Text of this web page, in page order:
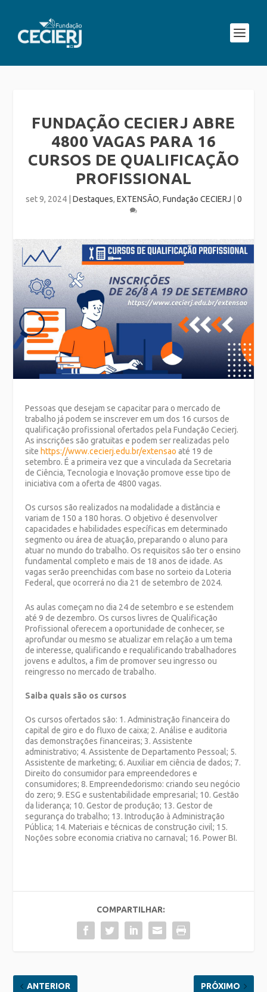
FUNDAÇÃO CECIERJ ABRE
4800 VAGAS PARA 16
CURSOS DE QUALIFICAÇÃO
PROFISSIONAL
set 9, 2024| Destaques, EXTENSÃO, Fundação CECIERJ 0
Pessoas que desejam se capacitar para o mercado de
trabalho já podem se inscrever em um dos 16 cursos de
qualificação profissional ofertados pela Fundação Cecierj.
As inscrições são gratuitas e podem ser realizadas pelo
site https://www.cecierj.edu.br/extensao até 19 de
setembro. É a primeira vez que a vinculada da Secretaria
de Ciência, Tecnologia e Inovação promove esse tipo de
iniciativa com a oferta de 4800 vagas.
Os cursos são realizados na modalidade a distância e
variam de 150 a 180 horas. O objetivo é desenvolver
capacidades e habilidades específicas em determinado
segmento ou área de atuação, preparando o aluno para
atuar no mundo do trabalho. Os requisitos são ter o ensino
fundamental completo e mais de 18 anos de idade. As
vagas serão preenchidas com base no sorteio da Loteria
Federal, que ocorrerá no dia 21 de setembro de 2024.
As aulas começam no dia 24 de setembro e se estendem
até 9 de dezembro. Os cursos livres de Qualificação
Profissional oferecem a oportunidade de conhecer, se
aprofundar ou mesmo se atualizar em relação a um tema
de interesse, qualificando e requalificando trabalhadores
jovens e adultos, a fim de promover seu ingresso ou
reingresso no mercado de trabalho.
Saiba quais são os cursos
Os cursos ofertados são: 1. Administração financeira do
capital de giro e do fluxo de caixa; 2. Análise e auditoria
das demonstrações financeiras; 3. Assistente
administrativo; 4. Assistente de Departamento Pessoal; 5.
Assistente de marketing; 6. Auxiliar em ciência de dados; 7.
Direito do consumidor para empreendedores e
consumidores; 8. Empreendedorismo: criando seu negócio
do zero; 9. ESG e sustentabilidade empresarial; 10. Gestão
da liderança; 10. Gestor de produção; 13. Gestor de
segurança do trabalho; 13. Introdução à Administração
Pública; 14. Materiais e técnicas de construção civil; 15.
Noções sobre economia criativa no carnaval; 16. Power BI.
COMPARTILHAR:
ANTERIOR PRÓXIMO